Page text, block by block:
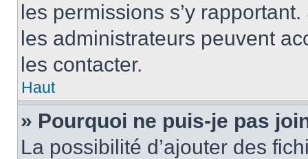
les permissions s’y
les administrateurs peuvent
les contacter.
Haut
» Pourquoi ne puis-je pas
La possibilité d’ajouter des